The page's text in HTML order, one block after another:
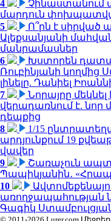
4
Չինաստանում
մարդուն
5
Ո՞րն է
Ալեքսանյանի
մանրամասներ
6
Խստորեն
Ռուբինյանի կողմից
լինելը. Դանիել
7
Նորայրը
վերադառնում է.
դեպքից
8
1/15
արդյունքում 19
վավեր
9
Շառաչուն
Պապիկյանին․
10
առողջապահության
Գագիկ